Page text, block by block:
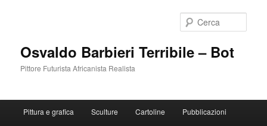
Osvaldo Barbieri Terribile – Bot
Pittore Futurista Africanista Realista
principale
Pittura e grafica Sculture Cartoline Pubblicazioni